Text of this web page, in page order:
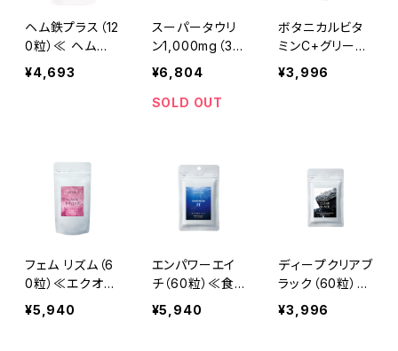
ヘム鉄プラス（12
0粒）≪ ヘム鉄
と亜鉛・ビタミン
B6・ビタミンD
¥4,693
スーパータウリ
ン1,000mg（30
包）
¥6,804
SOLD OUT
ボタニカルビタ
ミンC+グリーン
アルジー（90
粒）≪テトラSO
¥3,996
フェム リズム（6
0粒）≪エクオー
ル・亜鉛≫
¥5,940
エンパワーエイ
チ（60粒）≪食
べる水素≫
¥5,940
ディープクリアブ
ラック（60粒）≪
食用炭・土≫
¥3,996